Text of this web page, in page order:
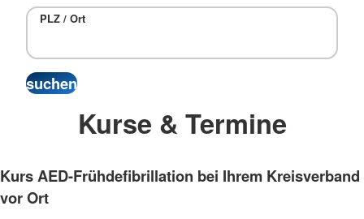
PLZ / Ort
Kurse & Termine
Kurs AED-Frühdefibrillation bei Ihrem Kreisverband
vor Ort